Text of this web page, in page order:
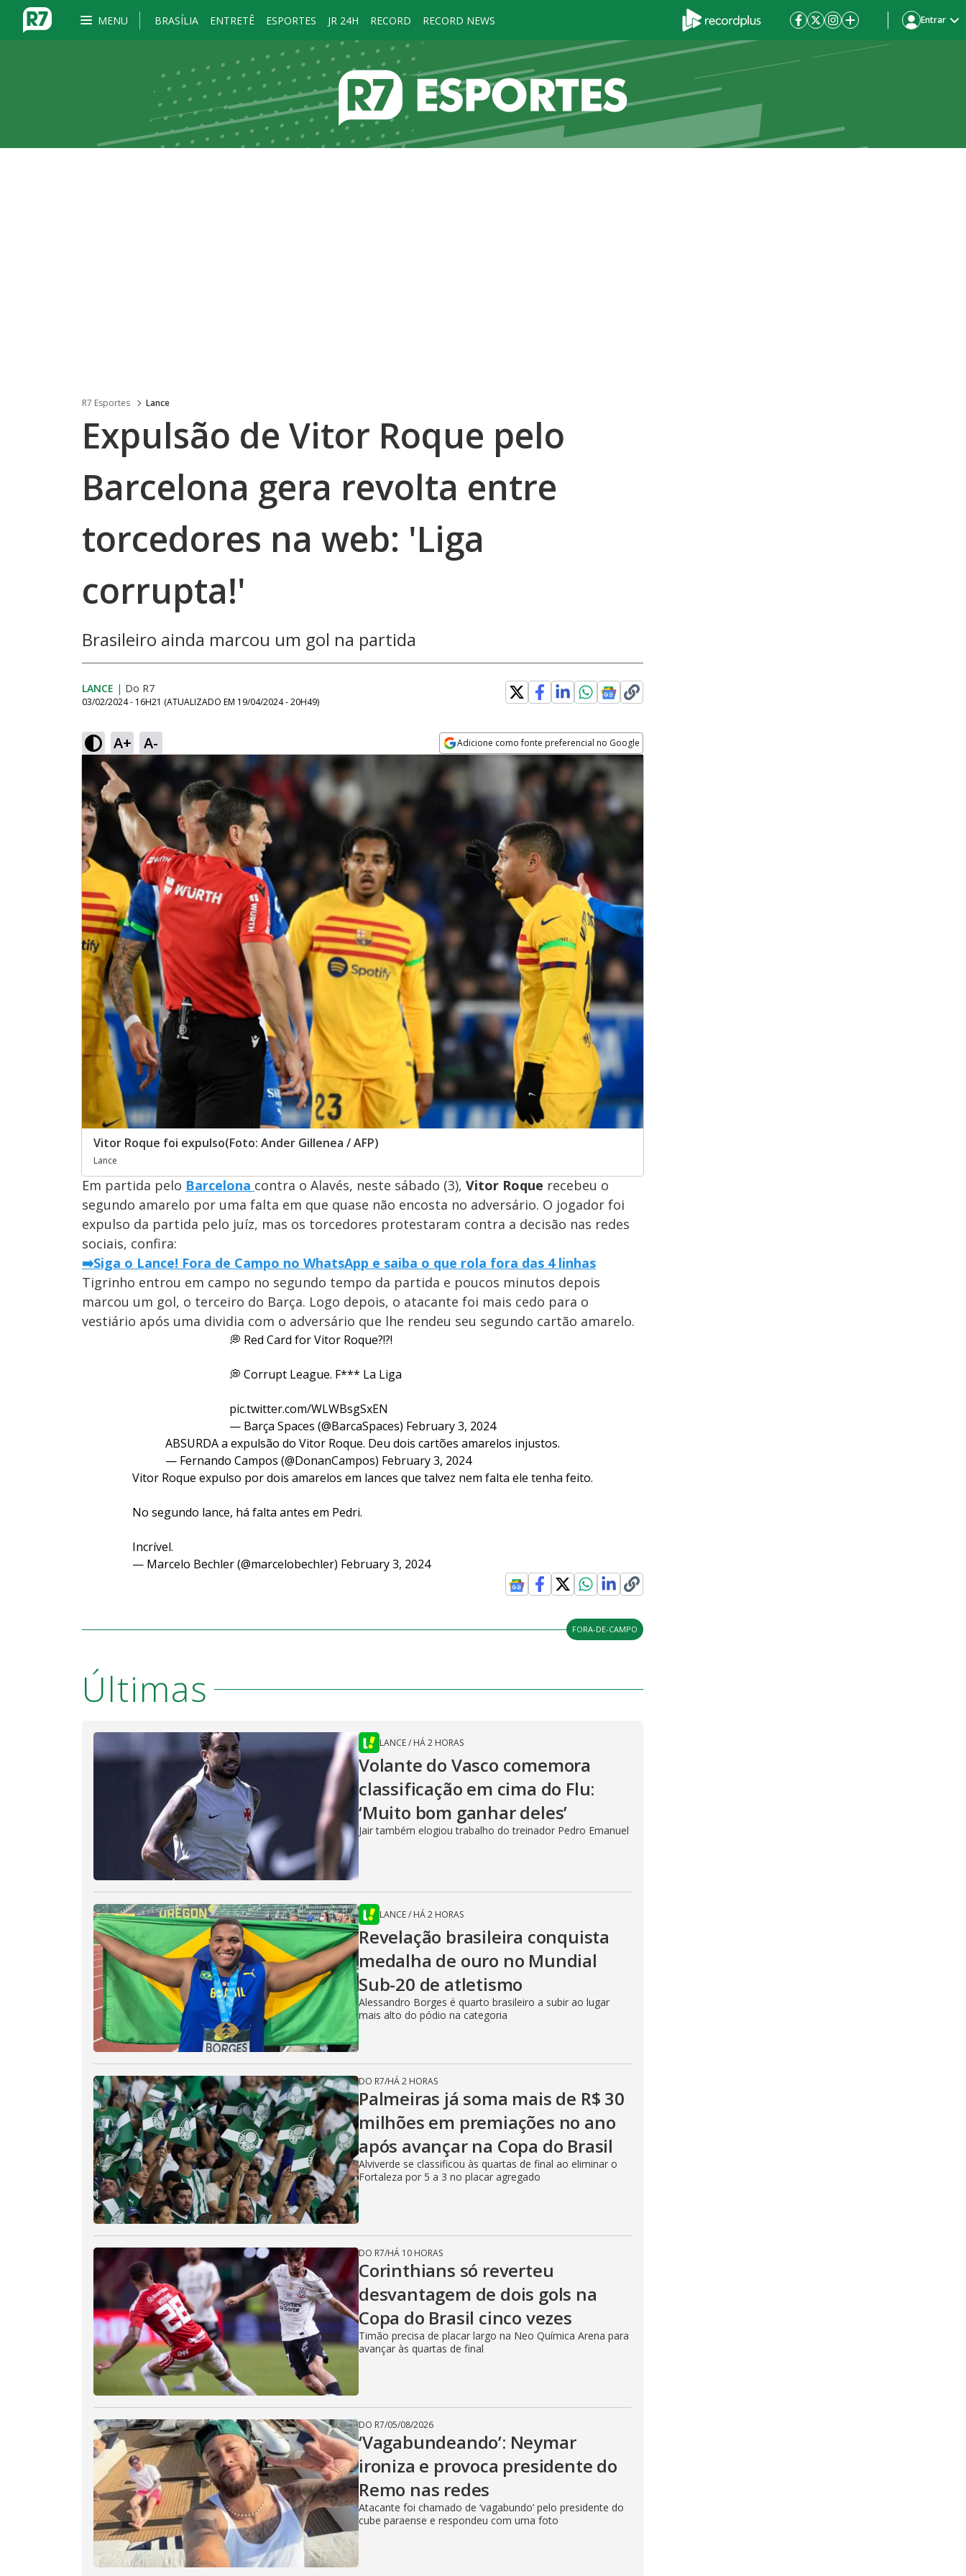
MENU BRASÍLIA ENTRETÊ ESPORTES JR 24H RECORD RECORD NEWS Entrar
R7 Esportes Lance
Expulsão de Vitor Roque pelo
Barcelona gera revolta entre
torcedores na web: 'Liga
corrupta!'
Brasileiro ainda marcou um gol na partida
LANCE | Do R7
03/02/2024 - 16H21 (ATUALIZADO EM 19/04/2024 - 20H49)
A+ A- Adicione como fonte preferencial no Google
Opens in new window
Vitor Roque foi expulso(Foto: Ander Gillenea / AFP)
Lance
Em partida pelo Barcelona contra o Alavés, neste sábado (3), Vitor Roque recebeu o
segundo amarelo por uma falta em que quase não encosta no adversário. O jogador foi
expulso da partida pelo juíz, mas os torcedores protestaram contra a decisão nas redes
sociais, confira:
➡️Siga o Lance! Fora de Campo no WhatsApp e saiba o que rola fora das 4 linhas
Tigrinho entrou em campo no segundo tempo da partida e poucos minutos depois
marcou um gol, o terceiro do Barça. Logo depois, o atacante foi mais cedo para o
vestiário após uma dividia com o adversário que lhe rendeu seu segundo cartão amarelo.
💭 Red Card for Vitor Roque?!?!
💭 Corrupt League. F*** La Liga
pic.twitter.com/WLWBsgSxEN
— Barça Spaces (@BarcaSpaces) February 3, 2024
ABSURDA a expulsão do Vitor Roque. Deu dois cartões amarelos injustos.
— Fernando Campos (@DonanCampos) February 3, 2024
Vitor Roque expulso por dois amarelos em lances que talvez nem falta ele tenha feito.
No segundo lance, há falta antes em Pedri.
Incrível.
— Marcelo Bechler (@marcelobechler) February 3, 2024
FORA-DE-CAMPO
Últimas
LANCE/ HÁ 2 HORAS
Volante do Vasco comemora
classificação em cima do Flu:
‘Muito bom ganhar deles’
Jair também elogiou trabalho do treinador Pedro Emanuel
LANCE/ HÁ 2 HORAS
Revelação brasileira conquista
medalha de ouro no Mundial
Sub-20 de atletismo
Alessandro Borges é quarto brasileiro a subir ao lugar
mais alto do pódio na categoria
DO R7/HÁ 2 HORAS
Palmeiras já soma mais de R$ 30
milhões em premiações no ano
após avançar na Copa do Brasil
Alviverde se classificou às quartas de final ao eliminar o
Fortaleza por 5 a 3 no placar agregado
DO R7/HÁ 10 HORAS
Corinthians só reverteu
desvantagem de dois gols na
Copa do Brasil cinco vezes
Timão precisa de placar largo na Neo Química Arena para
avançar às quartas de final
DO R7/05/08/2026
‘Vagabundeando’: Neymar
ironiza e provoca presidente do
Remo nas redes
Atacante foi chamado de ‘vagabundo’ pelo presidente do
cube paraense e respondeu com uma foto